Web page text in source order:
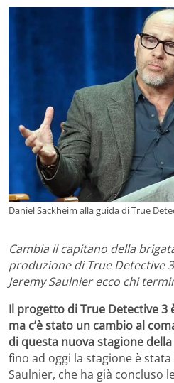
Daniel Sackheim alla guida di True
Cambia il capitano della
produzione di True Detective
Jeremy Saulnier ecco chi
Il progetto di True Detective 3
ma c’è stato un cambio al
di questa nuova stagione
fino ad oggi la stagione è
Saulnier, che ha già concluso